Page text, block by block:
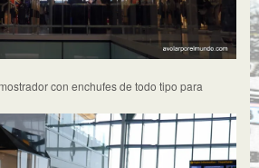
con enchufes de todo tipo para